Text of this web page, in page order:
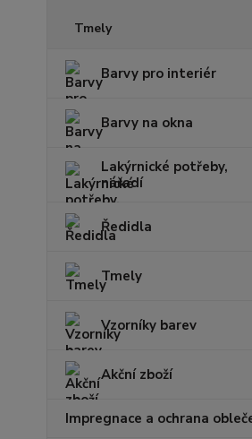
Tmely
Barvy pro interiér
Barvy na okna
Lakýrnické potřeby,
nářadí
Ředidla
Tmely
Vzorníky barev
Akční zboží
Impregnace a ochrana